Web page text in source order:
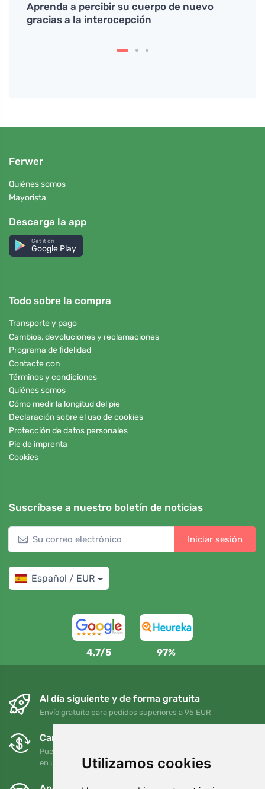
Utilizamos cookies
Aprenda a percibir su cuerpo de nuevo
gracias a la interocepción
Ferwer
Quiénes somos
Mayorista
Descarga la app
Get it on
Google Play
Todo sobre la compra
Transporte y pago
Cambios, devoluciones y reclamaciones
Programa de fidelidad
Contacte con
Términos y condiciones
Quiénes somos
Cómo medir la longitud del pie
Declaración sobre el uso de cookies
Protección de datos personales
Pie de imprenta
Cookies
Suscríbase a nuestro boletín de noticias
Iniciar sesión
Español / EUR
4,7/5 97%
Al día siguiente y de forma gratuita
Envío gratuito para pedidos superiores a 95 EUR
Cambios y devoluciones gratuitos
Puede devolver o cambiar su pedido en cualquier momento
en un plazo de 90 días